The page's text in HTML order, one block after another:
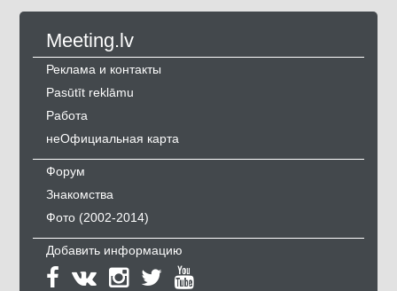
Meeting.lv
Реклама и контакты
Pasūtīt reklāmu
Работа
неОфициальная карта
Форум
Знакомства
Фото (2002-2014)
Добавить информацию